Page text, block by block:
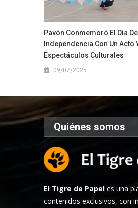
Pavón Conmemoró El Día
Independencia Con Un Acto
Espectáculos Culturales
09/07/2025
Quiénes somos
El Tigre de Papel es una
contenidos exclusivos, con